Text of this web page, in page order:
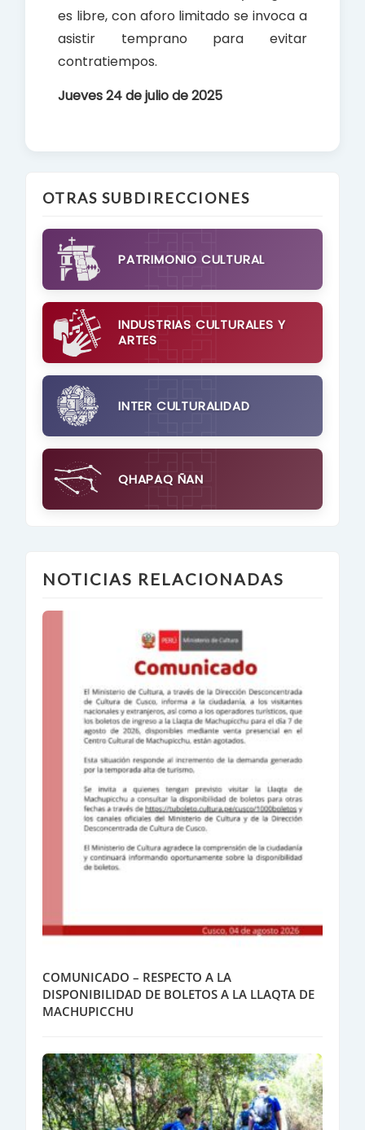
es libre, con aforo limitado se invoca a
asistir temprano para evitar
contratiempos.
Jueves 24 de julio de 2025
OTRAS SUBDIRECCIONES
PATRIMONIO CULTURAL
INDUSTRIAS CULTURALES Y
ARTES
INTER CULTURALIDAD
QHAPAQ ÑAN
NOTICIAS RELACIONADAS
COMUNICADO – RESPECTO A LA
DISPONIBILIDAD DE BOLETOS A LA LLAQTA DE
MACHUPICCHU